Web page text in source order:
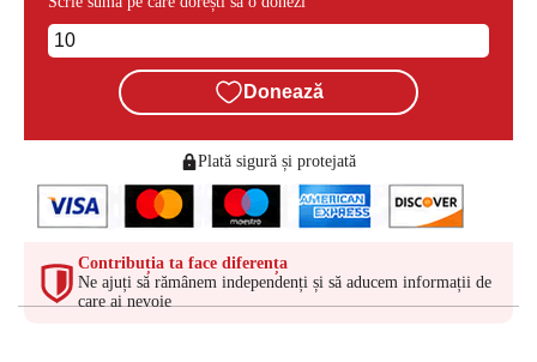
Donează
Plată sigură și protejată
Contribuția ta face diferența
Ne ajuți să rămânem independenți și să aducem informații de
care ai nevoie